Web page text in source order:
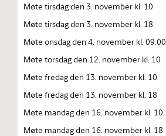
Møte tirsdag den 3. november kl. 10
Møte tirsdag den 3. november kl. 18
Møte onsdag den 4. november kl. 09.00
Møte torsdag den 12. november kl. 10
Møte fredag den 13. november kl. 10
Møte fredag den 13. november kl. 18
Møte mandag den 16. november kl. 10
Møte mandag den 16. november kl. 18